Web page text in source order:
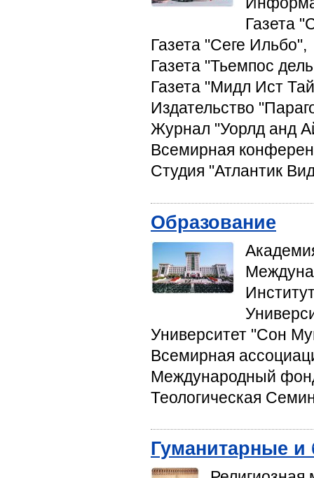
Газета
Газета "Сеге Ильбо",
Газета "Тьемпос
Газета "Мидл Ист
Издательство
Журнал "Уорлд анд
Всемирная
Студия "Атлантик
Образование
Университет "Сон
Всемирная
Международный
Теологическая
Гуманитарные и